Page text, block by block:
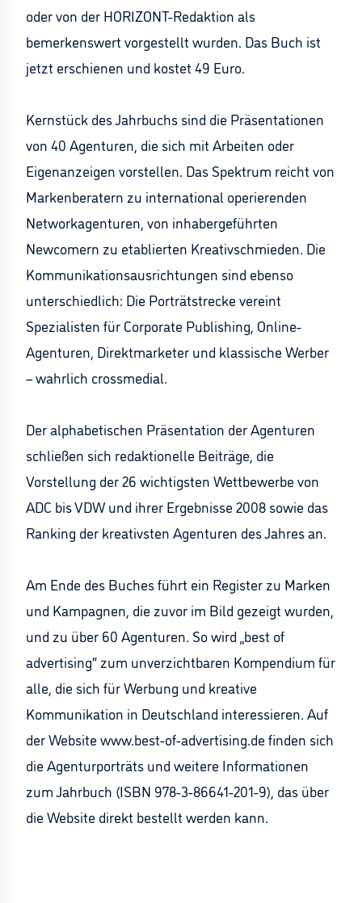
oder von der HORIZONT-Redaktion als
bemerkenswert vorgestellt wurden. Das Buch ist
jetzt erschienen und kostet 49 Euro.
Kernstück des Jahrbuchs sind die Präsentationen
von 40 Agenturen, die sich mit Arbeiten oder
Eigenanzeigen vorstellen. Das Spektrum reicht von
Markenberatern zu international operierenden
Networkagenturen, von inhabergeführten
Newcomern zu etablierten Kreativschmieden. Die
Kommunikationsausrichtungen sind ebenso
unterschiedlich: Die Porträtstrecke vereint
Spezialisten für Corporate Publishing, Online-
Agenturen, Direktmarketer und klassische Werber
– wahrlich crossmedial.
Der alphabetischen Präsentation der Agenturen
schließen sich redaktionelle Beiträge, die
Vorstellung der 26 wichtigsten Wettbewerbe von
ADC bis VDW und ihrer Ergebnisse 2008 sowie das
Ranking der kreativsten Agenturen des Jahres an.
Am Ende des Buches führt ein Register zu Marken
und Kampagnen, die zuvor im Bild gezeigt wurden,
und zu über 60 Agenturen. So wird „best of
advertising“ zum unverzichtbaren Kompendium für
alle, die sich für Werbung und kreative
Kommunikation in Deutschland interessieren. Auf
der Website www.best-of-advertising.de finden sich
die Agenturporträts und weitere Informationen
zum Jahrbuch (ISBN 978-3-86641-201-9), das über
die Website direkt bestellt werden kann.